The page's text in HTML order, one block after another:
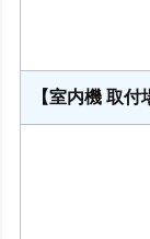
【室内機 取付